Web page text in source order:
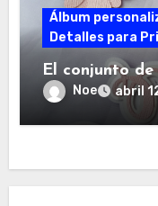
Álbum
Detalles para
El conjunto
Noe abril